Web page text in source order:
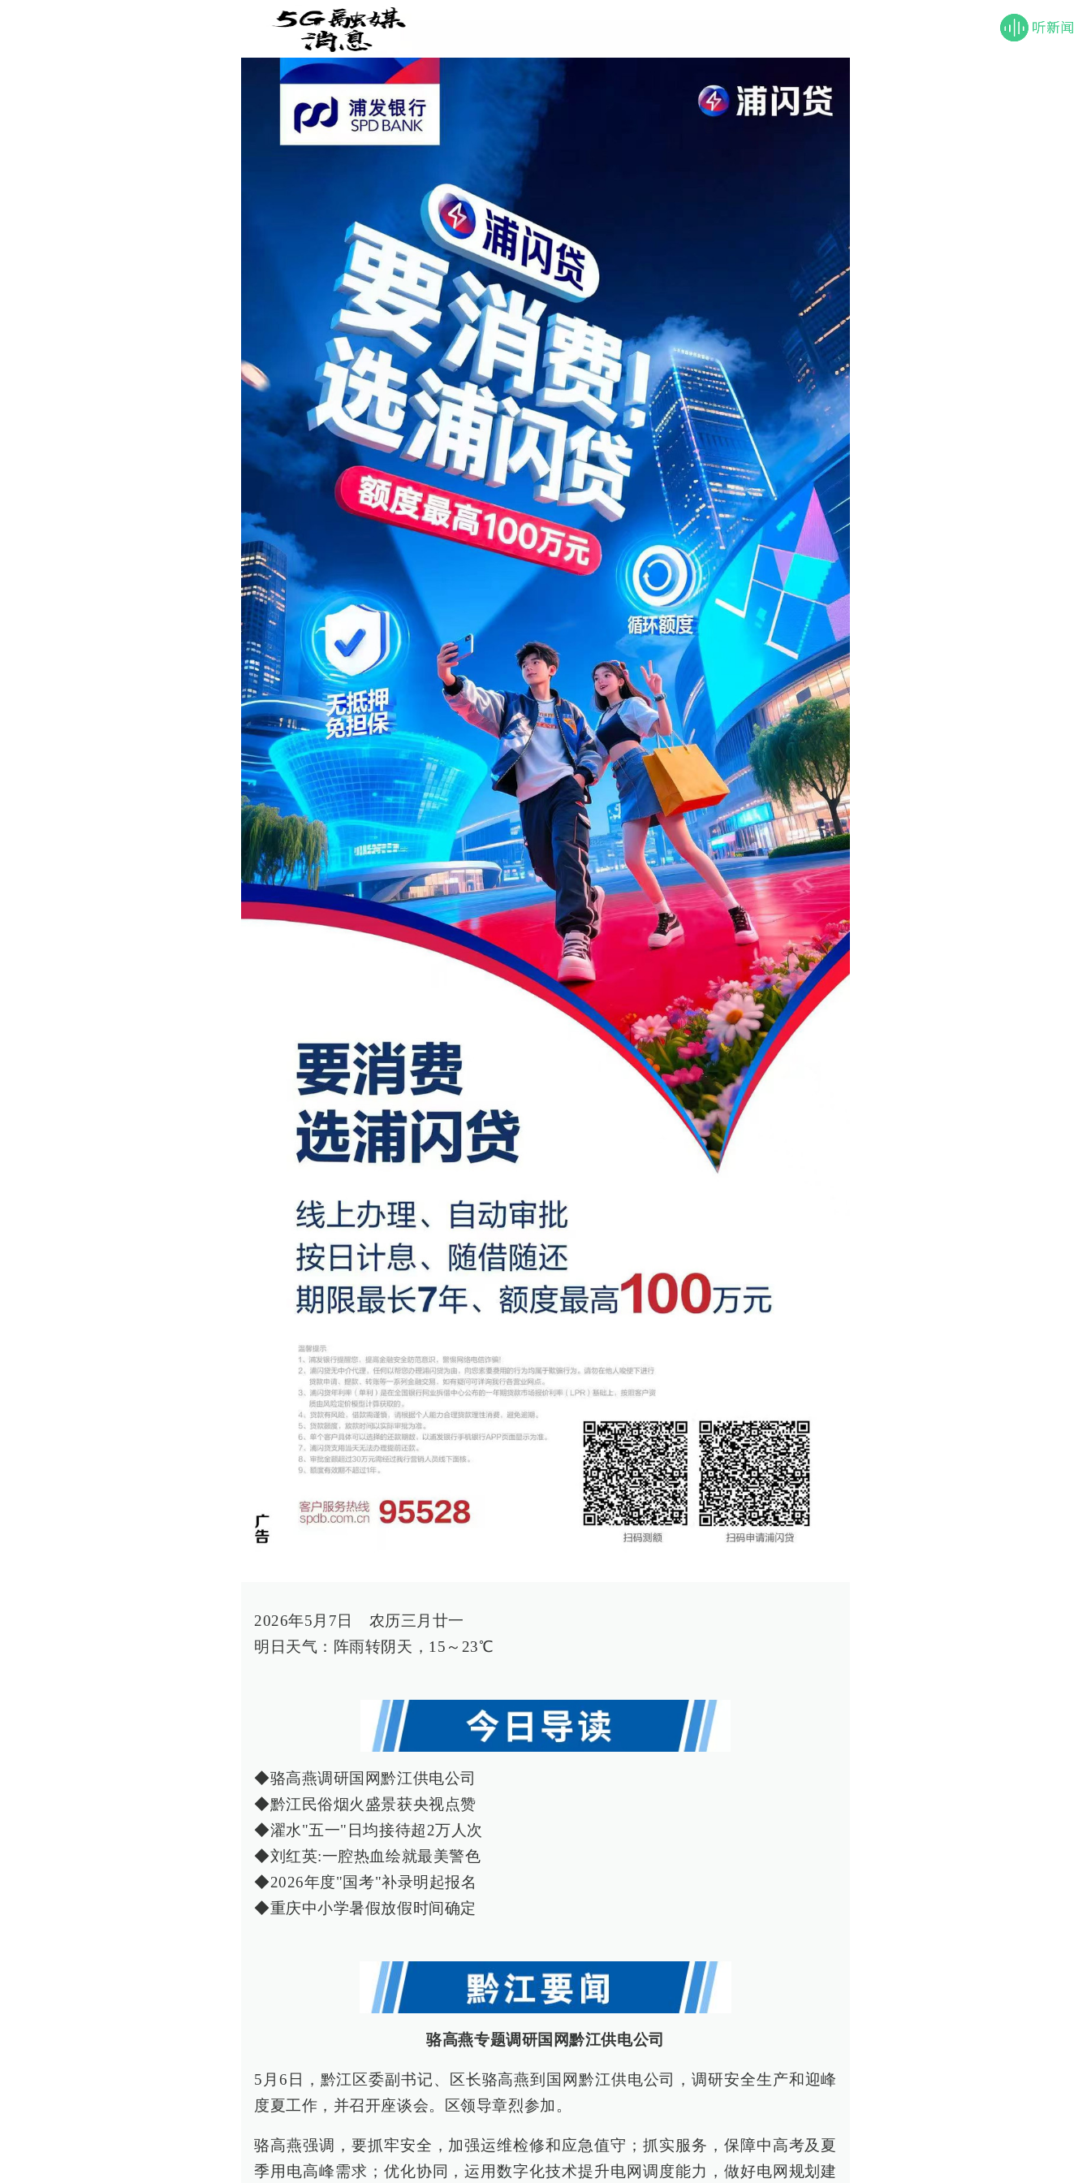
2026年5月7日 农历三月廿一
明日天气：阵雨转阴天，15～23℃
◆骆高燕调研国网黔江供电公司
◆黔江民俗烟火盛景获央视点赞
◆濯水"五一"日均接待超2万人次
◆刘红英:一腔热血绘就最美警色
◆2026年度"国考"补录明起报名
◆重庆中小学暑假放假时间确定
骆高燕专题调研国网黔江供电公司
5月6日，黔江区委副书记、区长骆高燕到国网黔江供电公司，调研安全生产和迎峰
度夏工作，并召开座谈会。区领导章烈参加。
骆高燕强调，要抓牢安全，加强运维检修和应急值守；抓实服务，保障中高考及夏
季用电高峰需求；优化协同，运用数字化技术提升电网调度能力，做好电网规划建